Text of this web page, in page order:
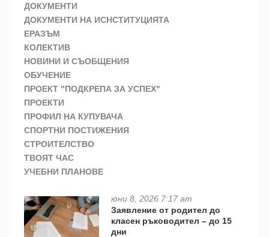
ДОКУМЕНТИ
ДОКУМЕНТИ НА ИСНСТИТУЦИЯТА
ЕРАЗЪМ
КОЛЕКТИВ
НОВИНИ И СЪОБЩЕНИЯ
ОБУЧЕНИЕ
ПРОЕКТ "ПОДКРЕПА ЗА УСПЕХ"
ПРОЕКТИ
ПРОФИЛ НА КУПУВАЧА
СПОРТНИ ПОСТИЖЕНИЯ
СТРОИТЕЛСТВО
ТВОЯТ ЧАС
УЧЕБНИ ПЛАНОВЕ
юни 8, 2026 7:17 am
Заявление от родител до
класен ръководител – до 15
дни